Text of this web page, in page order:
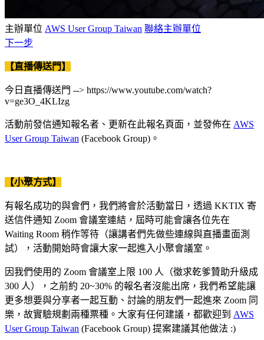
主辦單位 AWS User Group Taiwan 聯絡主辦單位
下一步
【直播傳送門】
今日直播傳送門 --> https://www.youtube.com/watch?
v=ge3O_4KLIzg
活動前發信通知報名者、更新在此報名頁面，並發佈在 AWS
User Group Taiwan (Facebook Group)。
【小聚方式】
有報名成功的與會們，我們將會於活動當日，透過 KKTIX 寄
送信件通知 Zoom 會議室連結，屆時可能會讓各位先在
Waiting Room 稍作等待（讓講者們先做些連線與直播畫面測
試），活動開始時會讓大家一起進入小聚會議室。
因我們使用的 Zoom 會議室上限 100 人（徵求乾爹贊助升級成
300 人），之前約 20~30% 的報名者沒能出席，我們希望能讓
更多想要與分享者一起互動、討論的朋友們一起進來 Zoom 同
樂，故實驗規劃兩種票種。大家有任何建議，都歡迎到 AWS
User Group Taiwan (Facebook Group) 提案建議其他做法 :)